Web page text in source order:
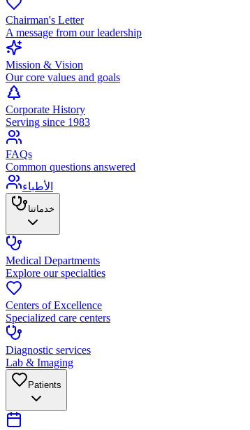
Chairman's Letter
A message from our leadership
Mission & Vision
Our core values and goals
Corporate History
Serving since 1983
FAQs
Common questions answered
الأطباء
خدماتنا
Medical Departments
Explore our specialties
Centers of Excellence
Specialized care centers
Diagnostic services
Lab & Imaging
Patients